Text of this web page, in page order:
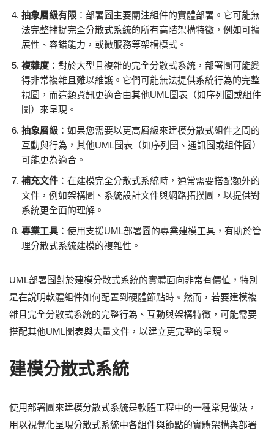
抽象層級有限 ：部署圖主要關注組件的實體部署。它可能無
法完整捕捉完全分散式系統的所有高階架構特徵，例如可擴
展性、容錯能力，或微服務等架構模式。
複雜度 ：對於大型且複雜的完全分散式系統，部署圖可能變
得非常複雜且難以維護。它們可能無法提供系統行為的完整
視圖，而這類資訊更適合由其他UML圖表（如序列圖或組件
圖）來呈現。
抽象層級 ：如果您需要以更高層級來建模分散式組件之間的
互動與行為，其他UML圖表（如序列圖、通訊圖或組件圖）
可能更為適合。
補充文件 ：在建模完全分散式系統時，通常需要搭配額外的
文件，例如架構圖、系統設計文件與網路拓撲圖，以提供對
系統更全面的理解。
專業工具 ：使用支援UML部署圖的專業建模工具，有助於管
理分散式系統建模的複雜性。
UML部署圖對於建模分散式系統的實體面向非常有價值，特別
是在說明軟體組件如何配置到硬體節點時。然而，若要建模複
雜且完全分散式系統的完整行為、互動與架構特徵，可能需要
搭配其他UML圖表與大量文件，以建立更完整的呈現。
建模分散式系統
使用部署圖來建模分散式系統是軟體工程中的一種常見做法，
用以視覺化呈現分散式系統中各組件與節點的實體架構與部署